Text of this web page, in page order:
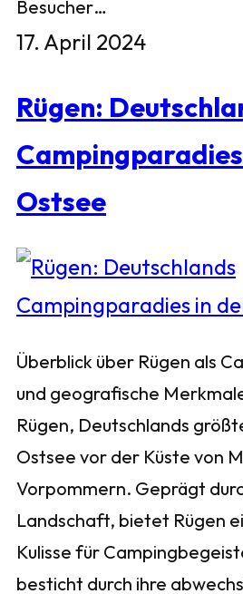
Besucher…
17. April 2024
Rügen:
Ostsee
Überblick über Rügen als
und geografische
Rügen, Deutschlands
Ostsee vor der Küste von
Vorpommern. Geprägt
Landschaft, bietet Rügen
Kulisse für
besticht durch ihre